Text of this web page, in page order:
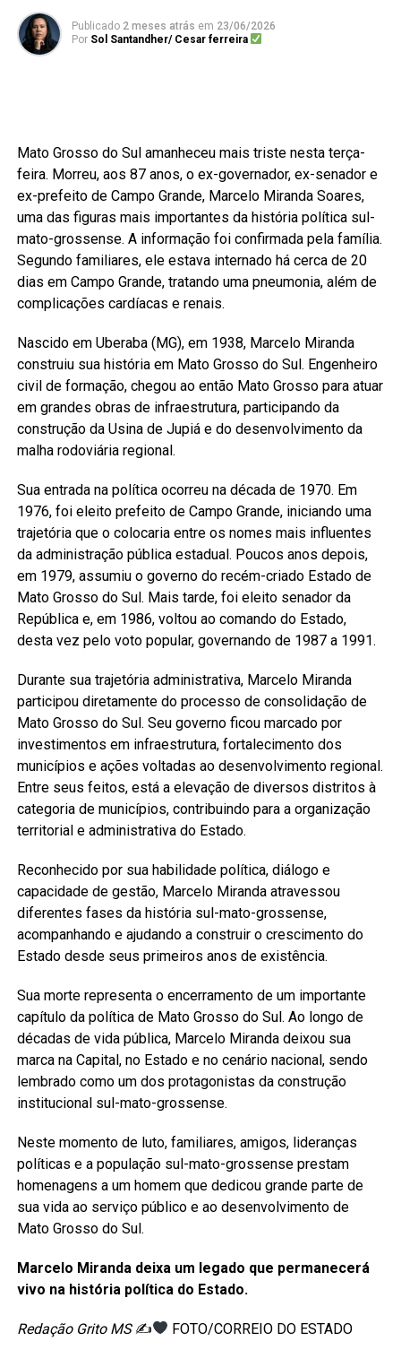
Publicado 2 meses atrás em 23/06/2026
Por Sol Santandher/ Cesar ferreira
Mato Grosso do Sul amanheceu mais triste nesta terça-
feira. Morreu, aos 87 anos, o ex-governador, ex-senador e
ex-prefeito de Campo Grande, Marcelo Miranda Soares,
uma das figuras mais importantes da história política sul-
mato-grossense. A informação foi confirmada pela família.
Segundo familiares, ele estava internado há cerca de 20
dias em Campo Grande, tratando uma pneumonia, além de
complicações cardíacas e renais.
Nascido em Uberaba (MG), em 1938, Marcelo Miranda
construiu sua história em Mato Grosso do Sul. Engenheiro
civil de formação, chegou ao então Mato Grosso para atuar
em grandes obras de infraestrutura, participando da
construção da Usina de Jupiá e do desenvolvimento da
malha rodoviária regional.
Sua entrada na política ocorreu na década de 1970. Em
1976, foi eleito prefeito de Campo Grande, iniciando uma
trajetória que o colocaria entre os nomes mais influentes
da administração pública estadual. Poucos anos depois,
em 1979, assumiu o governo do recém-criado Estado de
Mato Grosso do Sul. Mais tarde, foi eleito senador da
República e, em 1986, voltou ao comando do Estado,
desta vez pelo voto popular, governando de 1987 a 1991.
Durante sua trajetória administrativa, Marcelo Miranda
participou diretamente do processo de consolidação de
Mato Grosso do Sul. Seu governo ficou marcado por
investimentos em infraestrutura, fortalecimento dos
municípios e ações voltadas ao desenvolvimento regional.
Entre seus feitos, está a elevação de diversos distritos à
categoria de municípios, contribuindo para a organização
territorial e administrativa do Estado.
Reconhecido por sua habilidade política, diálogo e
capacidade de gestão, Marcelo Miranda atravessou
diferentes fases da história sul-mato-grossense,
acompanhando e ajudando a construir o crescimento do
Estado desde seus primeiros anos de existência.
Sua morte representa o encerramento de um importante
capítulo da política de Mato Grosso do Sul. Ao longo de
décadas de vida pública, Marcelo Miranda deixou sua
marca na Capital, no Estado e no cenário nacional, sendo
lembrado como um dos protagonistas da construção
institucional sul-mato-grossense.
Neste momento de luto, familiares, amigos, lideranças
políticas e a população sul-mato-grossense prestam
homenagens a um homem que dedicou grande parte de
sua vida ao serviço público e ao desenvolvimento de
Mato Grosso do Sul.
Marcelo Miranda deixa um legado que permanecerá
vivo na história política do Estado.
Redação Grito MS✍ FOTO/CORREIO DO ESTADO